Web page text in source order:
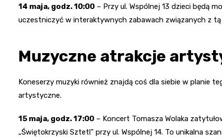
14 maja, godz. 10:00 – Przy ul. Wspólnej 13 dzieci będą
uczestniczyć w interaktywnych zabawach związanych z
Muzyczne atrakcje
Koneserzy muzyki również znajdą coś dla siebie w planie
artystyczne.
15 maja, godz. 17:00 – Koncert Tomasza Wolaka
„Świętokrzyski Sztetl” przy ul. Wspólnej 14. To unikalna